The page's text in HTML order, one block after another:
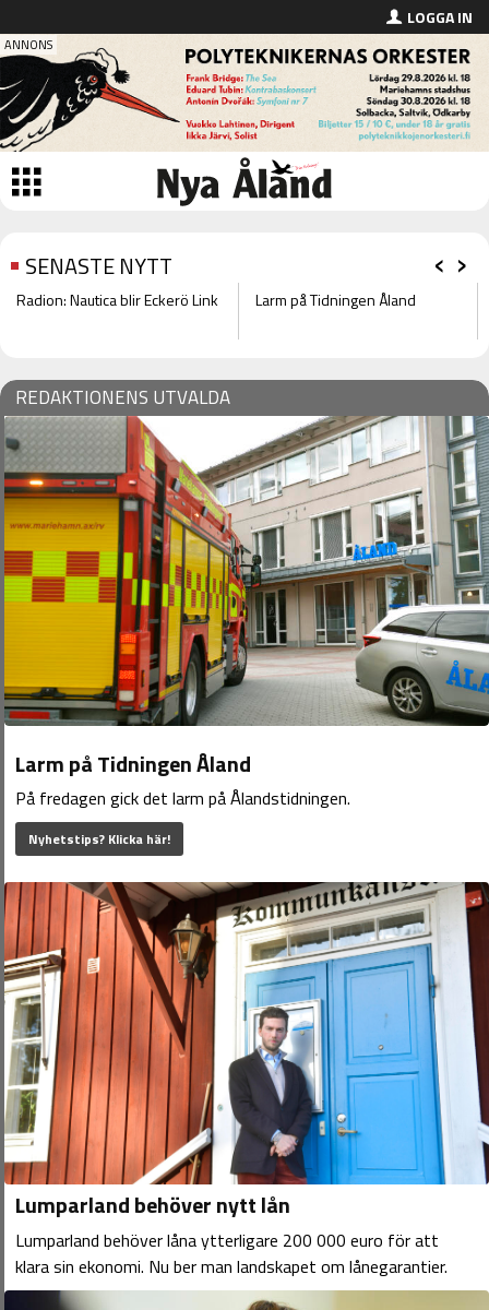
LOGGA IN
SENASTE NYTT
Radion: Nautica blir Eckerö Link Larm på Tidningen Åland
‹ ›
REDAKTIONENS UTVALDA
Larm på Tidningen Åland
På fredagen gick det larm på Ålandstidningen.
Nyhetstips? Klicka här!
Lumparland behöver nytt lån
Lumparland behöver låna ytterligare 200 000 euro för att
klara sin ekonomi. Nu ber man landskapet om lånegarantier.